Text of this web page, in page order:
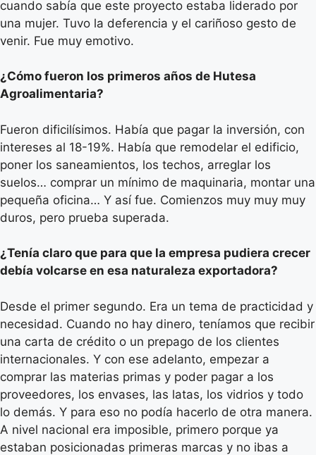
cuando sabía que este proyecto estaba liderado por
una mujer. Tuvo la deferencia y el cariñoso gesto de
venir. Fue muy emotivo.
¿Cómo fueron los primeros años de Hutesa
Agroalimentaria?
Fueron dificilísimos. Había que pagar la inversión, con
intereses al 18-19%. Había que remodelar el edificio,
poner los saneamientos, los techos, arreglar los
suelos… comprar un mínimo de maquinaria, montar una
pequeña oficina… Y así fue. Comienzos muy muy muy
duros, pero prueba superada.
¿Tenía claro que para que la empresa pudiera crecer
debía volcarse en esa naturaleza exportadora?
Desde el primer segundo. Era un tema de practicidad y
necesidad. Cuando no hay dinero, teníamos que recibir
una carta de crédito o un prepago de los clientes
internacionales. Y con ese adelanto, empezar a
comprar las materias primas y poder pagar a los
proveedores, los envases, las latas, los vidrios y todo
lo demás. Y para eso no podía hacerlo de otra manera.
A nivel nacional era imposible, primero porque ya
estaban posicionadas primeras marcas y no ibas a